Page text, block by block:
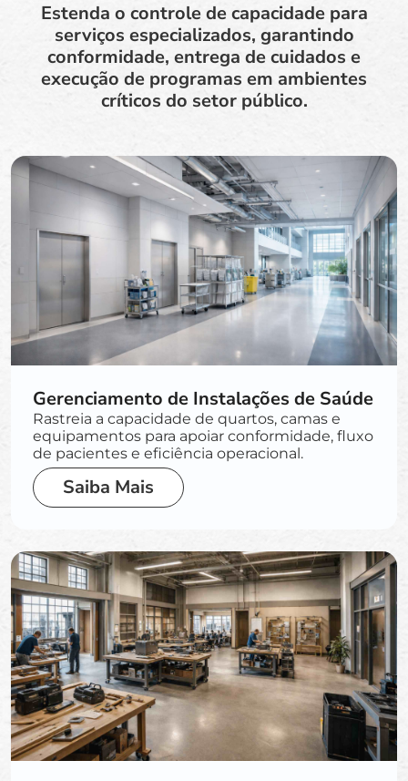
Estenda o controle de capacidade para
serviços especializados, garantindo
conformidade, entrega de cuidados e
execução de programas em ambientes
críticos do setor público.
Gerenciamento de Instalações de Saúde
Rastreia a capacidade de quartos, camas e
equipamentos para apoiar conformidade, fluxo
de pacientes e eficiência operacional.
Saiba Mais